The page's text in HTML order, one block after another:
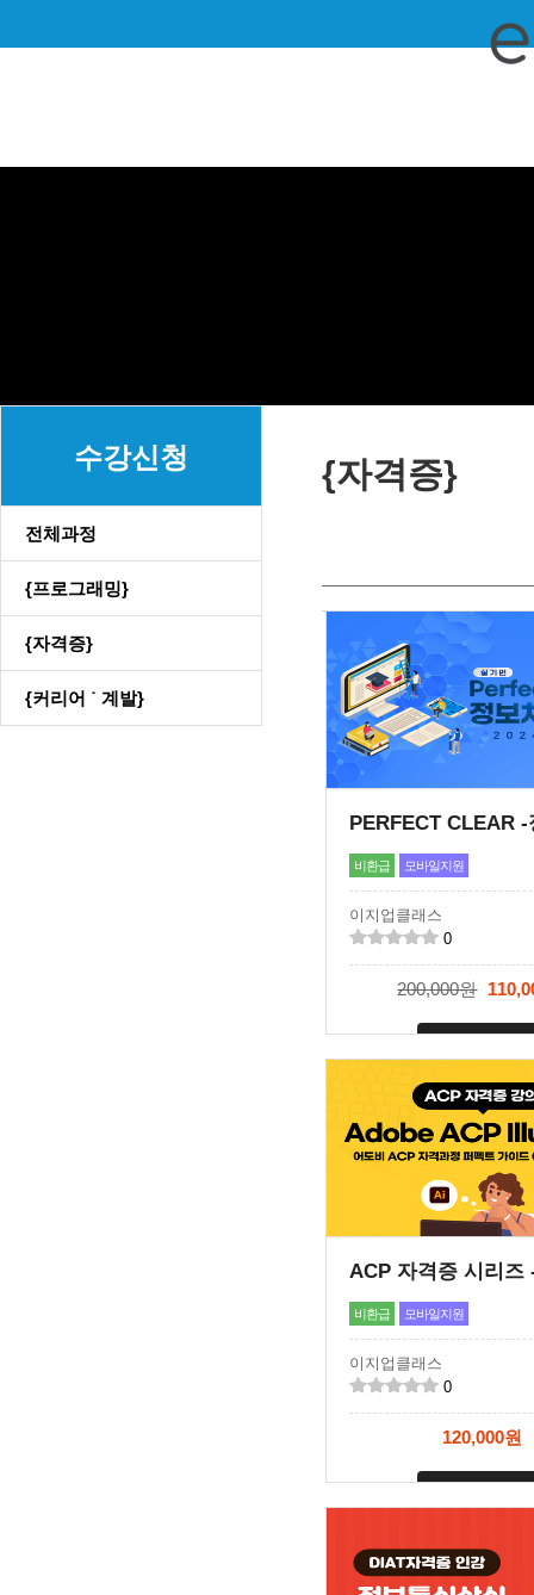
수강신청
전체과정
{프로그래밍}
{자격증}
{커리어 ˙ 계발}
{자격증}
비환급 모바일지원
이지업클래스
0
200,000원
신청마감
비환급 모바일지원
이지업클래스
0
120,000원
신청마감